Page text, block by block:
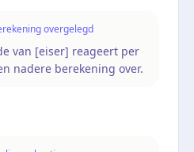
overgelegd
van [eiser] reageert per
nadere berekening over.